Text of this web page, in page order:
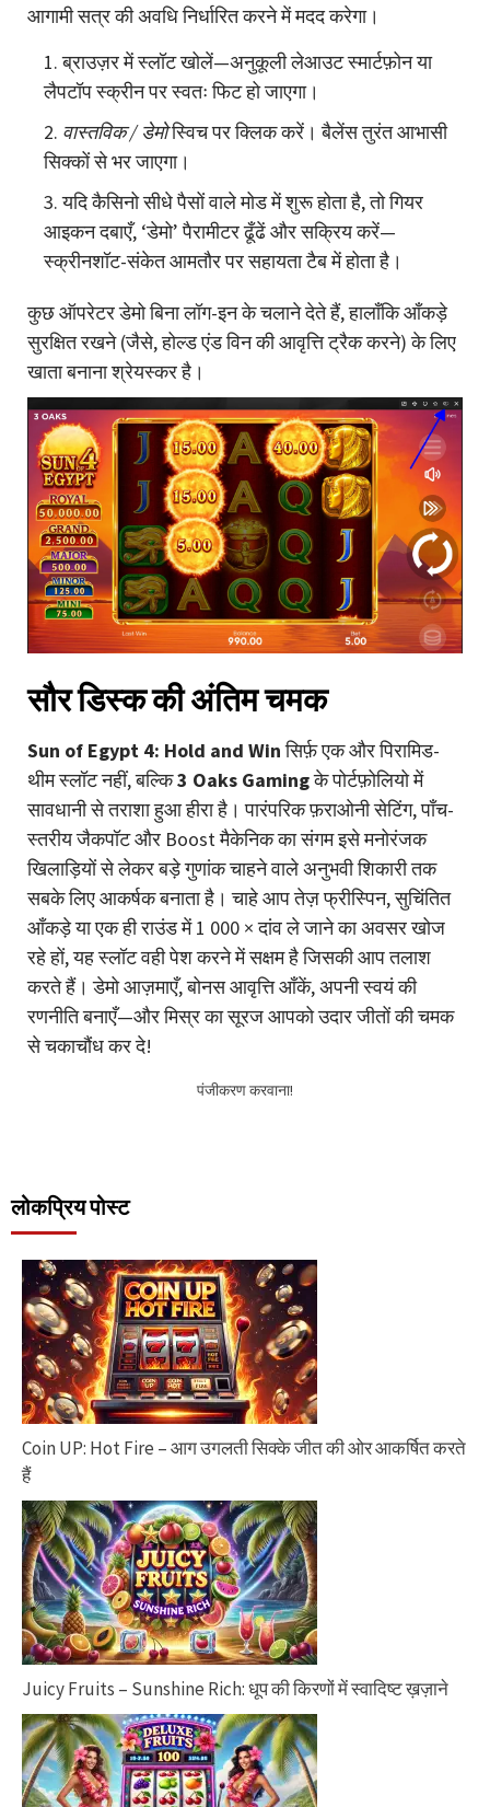
आगामी सत्र की अवधि निर्धारित करने में मदद करेगा।
ब्राउज़र में स्लॉट खोलें—अनुकूली लेआउट स्मार्टफ़ोन या
लैपटॉप स्क्रीन पर स्वतः फिट हो जाएगा।
वास्तविक / डेमोस्विच पर क्लिक करें। बैलेंस तुरंत आभासी
सिक्कों से भर जाएगा।
यदि कैसिनो सीधे पैसों वाले मोड में शुरू होता है, तो गियर
आइकन दबाएँ, ‘डेमो’ पैरामीटर ढूँढें और सक्रिय करें—
स्क्रीनशॉट-संकेत आमतौर पर सहायता टैब में होता है।
कुछ ऑपरेटर डेमो बिना लॉग-इन के चलाने देते हैं, हालाँकि आँकड़े
सुरक्षित रखने (जैसे, होल्ड एंड विन की आवृत्ति ट्रैक करने) के लिए
खाता बनाना श्रेयस्कर है।
सौर डिस्क की अंतिम चमक
Sun of Egypt 4: Hold and Winसिर्फ़ एक और पिरामिड-
थीम स्लॉट नहीं, बल्कि3 Oaks Gamingके पोर्टफ़ोलियो में
सावधानी से तराशा हुआ हीरा है। पारंपरिक फ़राओनी सेटिंग, पाँच-
स्तरीय जैकपॉट और Boost मैकेनिक का संगम इसे मनोरंजक
खिलाड़ियों से लेकर बड़े गुणांक चाहने वाले अनुभवी शिकारी तक
सबके लिए आकर्षक बनाता है। चाहे आप तेज़ फ्रीस्पिन, सुचिंतित
आँकड़े या एक ही राउंड में 1 000 × दांव ले जाने का अवसर खोज
रहे हों, यह स्लॉट वही पेश करने में सक्षम है जिसकी आप तलाश
करते हैं। डेमो आज़माएँ, बोनस आवृत्ति आँकें, अपनी स्वयं की
रणनीति बनाएँ—और मिस्र का सूरज आपको उदार जीतों की चमक
से चकाचौंध कर दे!
पंजीकरण करवाना!
लोकप्रिय पोस्ट
Coin UP: Hot Fire – आग उगलती सिक्के जीत की ओर आकर्षित करते
हैं
Juicy Fruits – Sunshine Rich: धूप की किरणों में स्वादिष्ट ख़ज़ाने